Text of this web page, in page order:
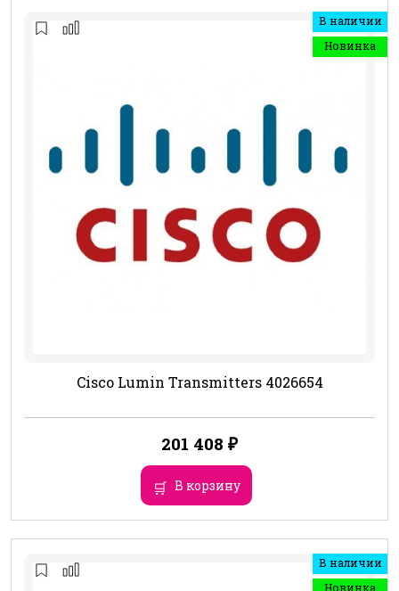
В наличии
Новинка
Cisco Lumin Transmitters 4026654
201 408 ₽
В корзину
В наличии
Новинка